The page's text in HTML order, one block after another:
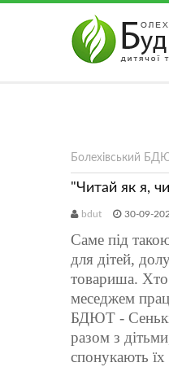
Болехівський
"Читай як я,
bdut 30-09-
Саме під
для дітей,
товариша. Хто
меседжем
БДЮТ -
разом з
спонукають їх